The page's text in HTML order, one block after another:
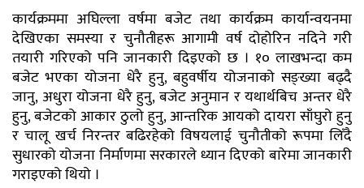
कार्यक्रममा अघिल्ला वर्षमा बजेट तथा कार्यक्रम कार्यान्वयनमा
देखिएका समस्या र चुनौतीहरू आगामी वर्ष दोहोरिन नदिने गरी
तयारी गरिएको पनि जानकारी दिइएको छ । १० लाखभन्दा कम
बजेट भएका योजना धेरै हुनु, बहुवर्षीय योजनाको सङ्ख्या बढ्दै
जानु, अधुरा योजना धेरै हुनु, बजेट अनुमान र यथार्थबिच अन्तर धेरै
हुनु, बजेटको आकार ठुलो हुनु, आन्तरिक आयको दायरा साँघुरो हुनु
र चालू खर्च निरन्तर बढिरहेको विषयलाई चुनौतीको रूपमा लिँदै
सुधारको योजना निर्माणमा सरकारले ध्यान दिएको बारेमा जानकारी
गराइएको थियो ।